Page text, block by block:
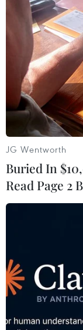
có đủ khả
các tổ chức
tìm ra giải
cầu chuyển
Gấu được rèn
JG Wentworth
Buried In
Read Page 2